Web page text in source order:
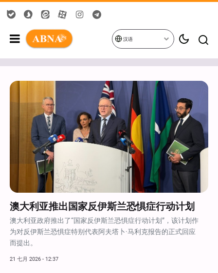
汉语
澳大利亚推出国家反伊斯兰恐惧症行动计划
澳大利亚政府推出了“国家反伊斯兰恐惧症行动计划”，该计划作
为对反伊斯兰恐惧症特别代表阿夫塔卜·马利克报告的正式回应
而提出。
21 七月 2026 - 12:37